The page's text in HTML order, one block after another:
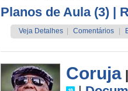
Planos de Aula (3) |
Veja Detalhes Comentários
Coruja